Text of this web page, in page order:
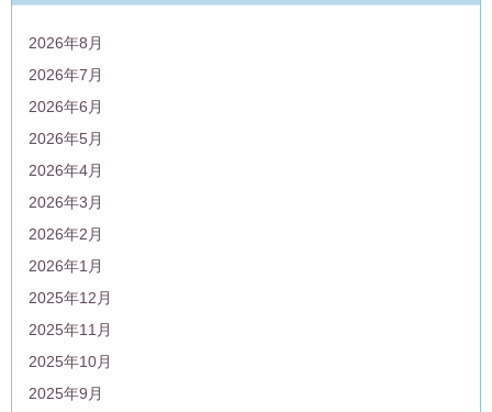
2026年8月
2026年7月
2026年6月
2026年5月
2026年4月
2026年3月
2026年2月
2026年1月
2025年12月
2025年11月
2025年10月
2025年9月